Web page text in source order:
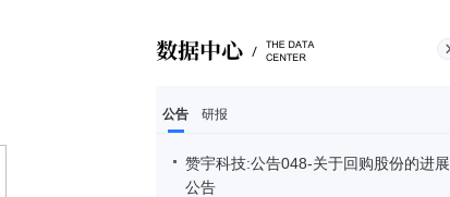
公告 研报
赞宇科技:公告048-关于回购股份的进展
公告